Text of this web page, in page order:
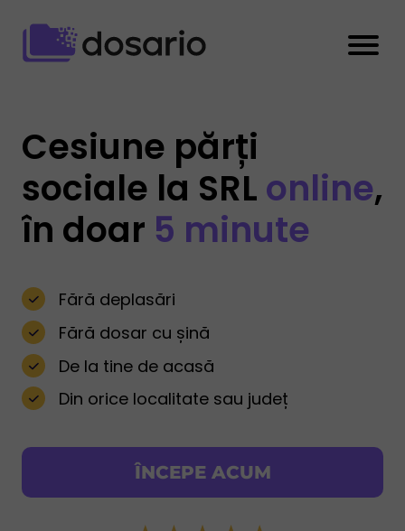
Cesiune părți
sociale la SRL online,
în doar 5 minute
Fără deplasări
Fără dosar cu șină
De la tine de acasă
Din orice localitate sau județ
ÎNCEPE ACUM